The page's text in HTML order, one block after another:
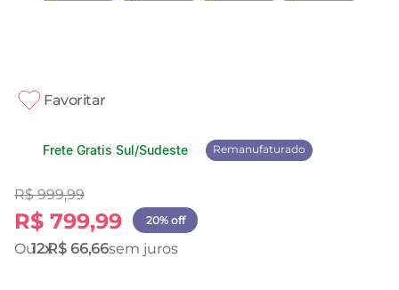
Favoritar
Frete Gratis Sul/Sudeste Remanufaturado
R$ 999,99
R$ 799,99 20% off
12R$ 66,66